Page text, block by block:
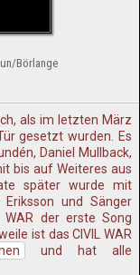
Börlange
als im letzten März
gesetzt wurden. Es
Daniel Mullback,
bis auf Weiteres aus
später wurde mit
und Sänger
WAR der erste Song
ist das CIVIL WAR
und hat alle